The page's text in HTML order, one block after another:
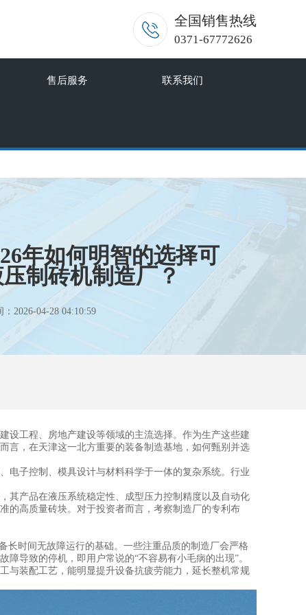
全国销售热线
0371-67772626
售后服务 联系我们
年如何明智的选择可
制砖机制造厂？
2026-04-28 04:10:59
工程、房地产建设等领域的主流选择。作为生产这些建
言，在天津这一北方重要的装备制造基地，如何甄别并选
子控制、模具设计与材料科学于一体的复杂系统。行业
产品在液压系统稳定性、成型压力控制精度以及自动化
的高质量砖块。对于投资者而言，考察制造厂的专利布
时间无故障运行的基础。一些注重品质的制造厂会严格
导致的停机，即用户常说的“不容易有小毛病的出现”。
装配工艺，能明显提升设备抗疲劳能力，延长整机常规